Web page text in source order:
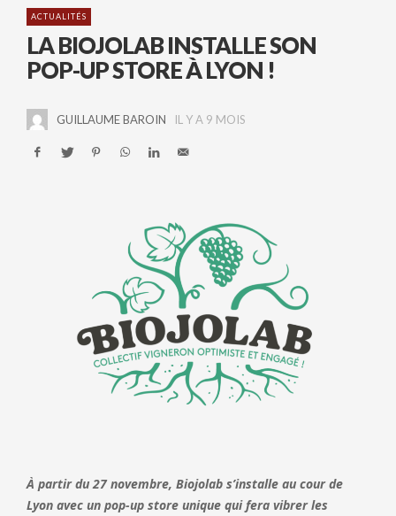
ACTUALITÉS
LA BIOJOLAB INSTALLE SON
POP-UP STORE À LYON !
GUILLAUME BAROIN IL Y A 9 MOIS
À partir du 27 novembre, Biojolab s’installe au cour de
Lyon avec un pop-up store unique qui fera vibrer les